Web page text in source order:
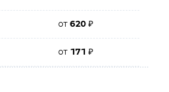
от620₽
от 171₽